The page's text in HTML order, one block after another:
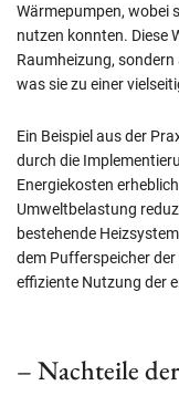
Wärmepumpen, wobei
nutzen konnten. Diese
Raumheizung,
was sie zu einer
Ein Beispiel aus der
durch die
Energiekosten
Umweltbelastung
bestehende
dem Pufferspeicher
effiziente Nutzung der
– Nachteile